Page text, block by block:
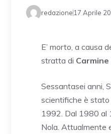
redazione 17 Aprile
E’ morto, a causa
stratta di Carmine
Sessantasei anni,
scientifiche è
1992. Dal 1980 al
Nola. Attualmente